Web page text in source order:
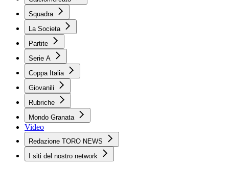
Squadra
La Societa
Partite
Serie A
Coppa Italia
Giovanili
Rubriche
Mondo Granata
Video
Redazione TORO NEWS
I siti del nostro network